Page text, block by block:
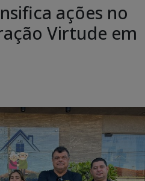
ações no
Virtude em